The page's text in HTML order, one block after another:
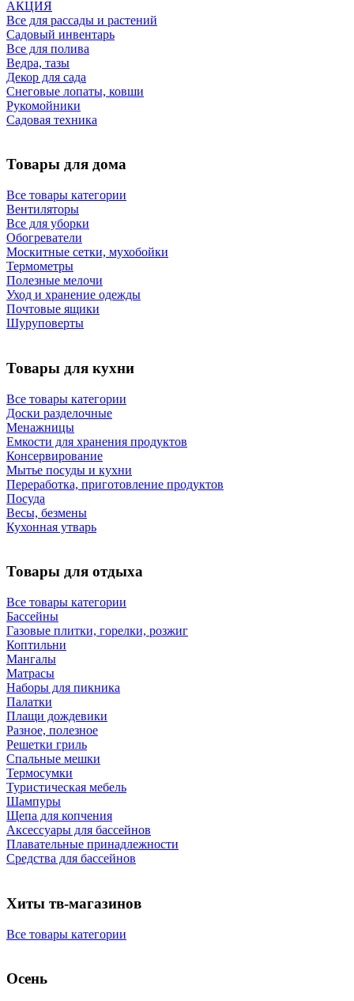
АКЦИЯ
Все для рассады и растений
Садовый инвентарь
Все для полива
Ведра, тазы
Декор для сада
Снеговые лопаты, ковши
Рукомойники
Садовая техника
Товары для дома
Все товары категории
Вентиляторы
Все для уборки
Обогреватели
Москитные сетки, мухобойки
Термометры
Полезные мелочи
Уход и хранение одежды
Почтовые ящики
Шуруповерты
Товары для кухни
Все товары категории
Доски разделочные
Менажницы
Емкости для хранения продуктов
Консервирование
Мытье посуды и кухни
Переработка, приготовление продуктов
Посуда
Весы, безмены
Кухонная утварь
Товары для отдыха
Все товары категории
Бассейны
Газовые плитки, горелки, розжиг
Коптильни
Мангалы
Матрасы
Наборы для пикника
Палатки
Плащи дождевики
Разное, полезное
Решетки гриль
Спальные мешки
Термосумки
Туристическая мебель
Шампуры
Щепа для копчения
Аксессуары для бассейнов
Плавательные принадлежности
Средства для бассейнов
Хиты тв-магазинов
Все товары категории
Осень